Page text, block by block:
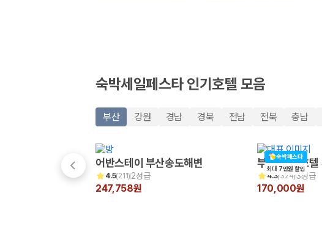
제주렌트카 가격비교 자주 묻는 질문
숙박세일페스타 인기호텔 모음
부산 강원 경남 경북 전남 전북 충남
어반스테이 부산송도해변
4.5(211) 2성급
247,758원
숙박페스타
최대 7만원 할인
부산 비치 호텔
4.3( 324)3성급
170,000원